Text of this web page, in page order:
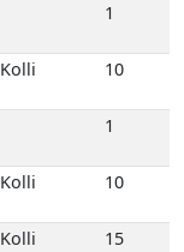
1
Kolli 10
1
Kolli 10
Kolli 15